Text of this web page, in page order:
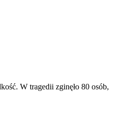
W tragedii zginęło 80 osób,